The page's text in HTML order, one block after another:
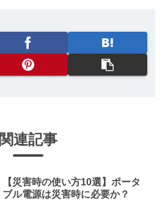
関連記事
【災害時の使い方10選】ポータ
ブル電源は災害時に必要か？